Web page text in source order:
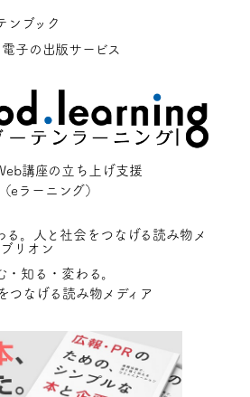
子の出版サービス
講座の立ち上げ支援
（eラーニング）
・知る・変わる。
つなげる読み物メディア